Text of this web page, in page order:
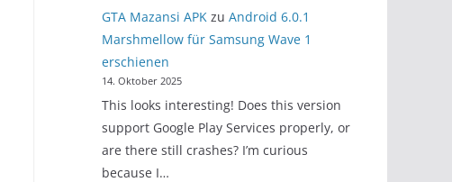
GTA Mazansi APKzu Android 6.0.1
Marshmellow für Samsung Wave 1
erschienen
14. Oktober 2025
This looks interesting! Does this version
support Google Play Services properly, or
are there still crashes? I’m curious
because I…